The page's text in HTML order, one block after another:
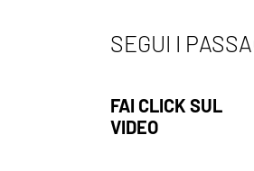
SEGUI I
FAI CLICK SUL
VIDEO